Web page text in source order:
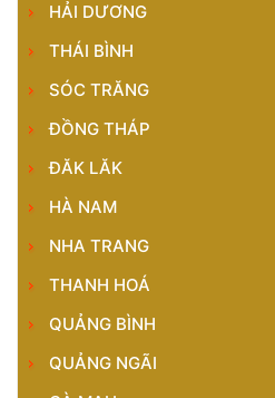
HẢI DƯƠNG
THÁI BÌNH
SÓC TRĂNG
ĐỒNG THÁP
ĐĂK LĂK
HÀ NAM
NHA TRANG
THANH HOÁ
QUẢNG BÌNH
QUẢNG NGÃI